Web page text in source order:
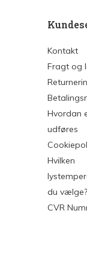
Kontakt
Fragt og
Hvordan
udføres
Hvilken
du vælge?
CVR